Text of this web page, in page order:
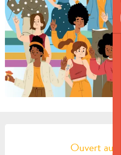
OUVERTURE ET
Ouvert